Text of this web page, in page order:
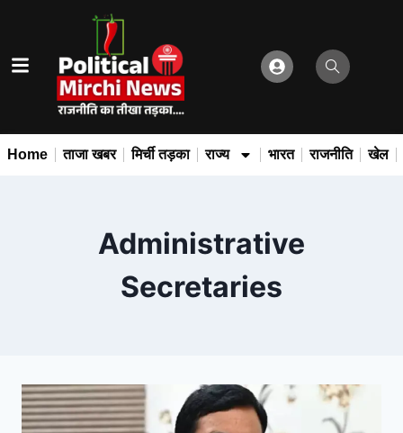
Home ताजा खबर मिर्ची तड़का राज्य भारत राजनीति खेल
Administrative
Secretaries